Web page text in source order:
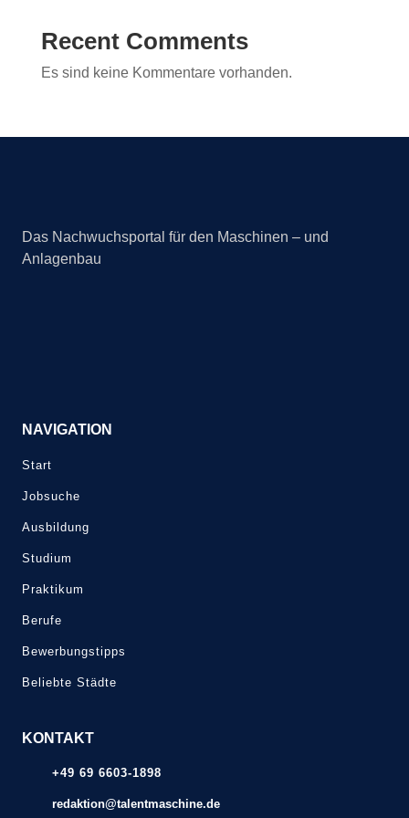
Recent Comments
Es sind keine Kommentare vorhanden.
Das Nachwuchsportal für den Maschinen – und
Anlagenbau
NAVIGATION
Start
Jobsuche
Ausbildung
Studium
Praktikum
Berufe
Bewerbungstipps
Beliebte Städte
KONTAKT
+49 69 6603-1898
redaktion@talentmaschine.de